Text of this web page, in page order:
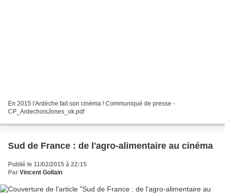
En 2015 l'Ardèche fait son cinéma ! Communiqué de presse -
CP_ArdechoisJones_ok.pdf
Sud de France : de l'agro-alimentaire au cinéma
Publié le 11/02/2015 à 22:15
Par Vincent Gollain